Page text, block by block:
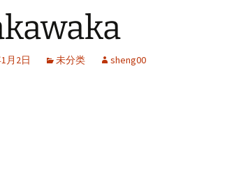
月2日 未分类 sheng00